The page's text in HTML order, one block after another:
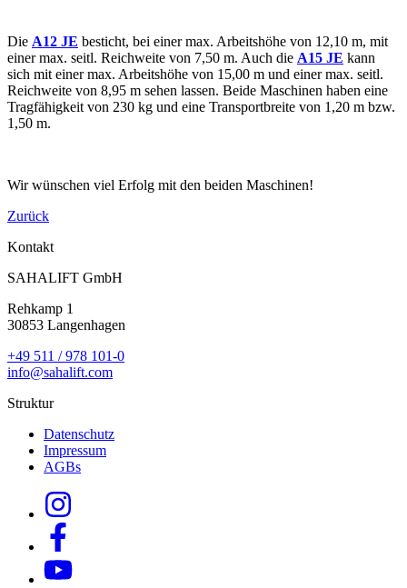
Die A12 JE besticht, bei einer max. Arbeitshöhe von 12,10 m, mit
einer max. seitl. Reichweite von 7,50 m. Auch die A15 JE kann
sich mit einer max. Arbeitshöhe von 15,00 m und einer max. seitl.
Reichweite von 8,95 m sehen lassen. Beide Maschinen haben eine
Tragfähigkeit von 230 kg und eine Transportbreite von 1,20 m bzw.
1,50 m.
Wir wünschen viel Erfolg mit den beiden Maschinen!
Zurück
Kontakt
SAHALIFT GmbH
Rehkamp 1
30853 Langenhagen
+49 511 / 978 101-0
info@sahalift.com
Struktur
Datenschutz
Impressum
AGBs